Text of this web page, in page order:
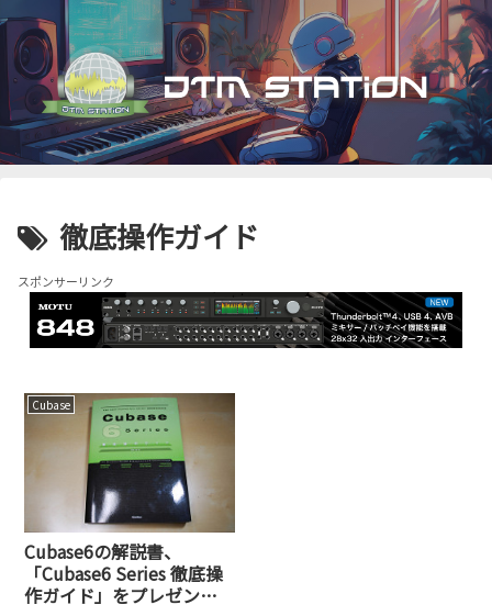
徹底操作ガイド
スポンサーリンク
Cubase
Cubase6の解説書、
「Cubase6 Series 徹底操
作ガイド」をプレゼン